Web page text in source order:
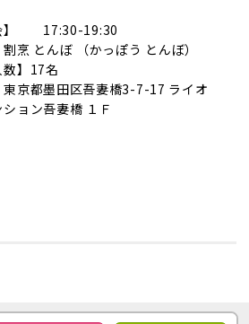
】 17:30-19:30
割烹 とんぼ （かっぽう とんぼ）
数】17名
東京都墨田区吾妻橋3-7-17 ライオ
ョン吾妻橋 １Ｆ